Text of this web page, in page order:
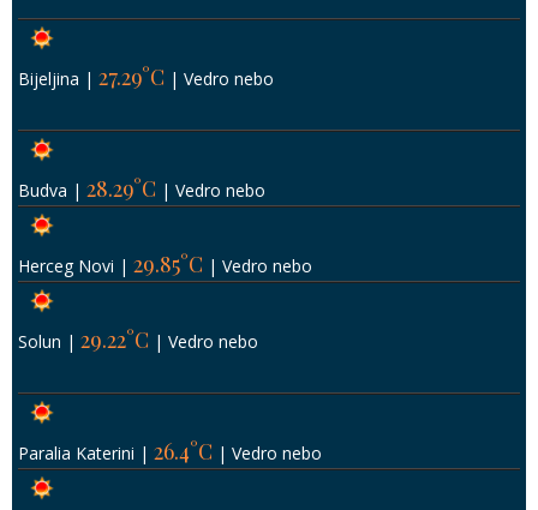
Bijeljina | 27.29°C | Vedro nebo
Budva | 28.29°C | Vedro nebo
Herceg Novi | 29.85°C | Vedro nebo
Solun | 29.22°C | Vedro nebo
Paralia Katerini | 26.4°C | Vedro nebo